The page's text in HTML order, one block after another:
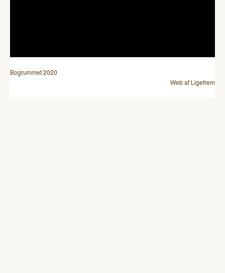
Bogrummet 2020
Web af Ligefrem